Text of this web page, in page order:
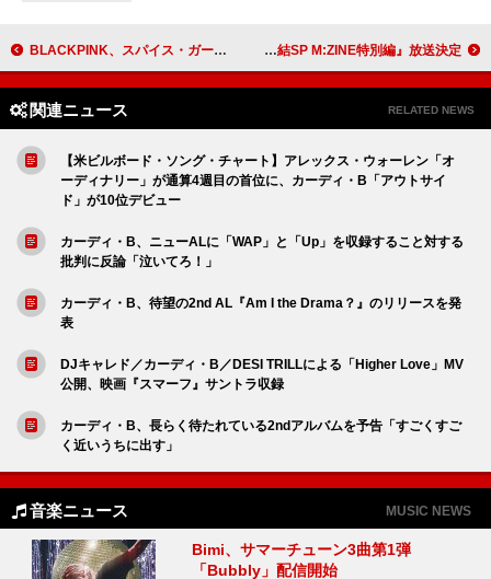
BLACKPINK、スパイス・ガールズ「Wannabe」をロンドン公演でカバー 東方神起、SUPER JUNIOR、aespaら10組がパフォーマンス、『SM ENTERTAINMENT大集結SP M:ZINE特別編』放送決定
関連ニュース RELATED NEWS
【米ビルボード・ソング・チャート】アレックス・ウォーレン「オ
ーディナリー」が通算4週目の首位に、カーディ・B「アウトサイ
ド」が10位デビュー
カーディ・B、ニューALに「WAP」と「Up」を収録すること対する
批判に反論「泣いてろ！」
カーディ・B、待望の2nd AL『Am I the Drama？』のリリースを発
表
DJキャレド／カーディ・B／DESI TRILLによる「Higher Love」MV
公開、映画『スマーフ』サントラ収録
カーディ・B、長らく待たれている2ndアルバムを予告「すごくすご
く近いうちに出す」
音楽ニュース MUSIC NEWS
Bimi、サマーチューン3曲第1弾
「Bubbly」配信開始